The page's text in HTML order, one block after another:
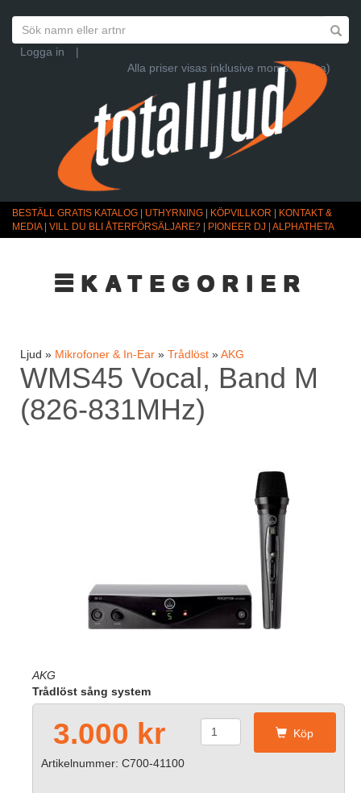
Logga in
|
Alla priser visas inklusive moms (Ändra)
BESTÄLL GRATIS KATALOG UTHYRNING KÖPVILLKOR
KONTAKT &
MEDIA| VILL DU BLI ÅTERFÖRSÄLJARE? PIONEER DJ | ALPHATHETA
☰KATEGORIER
Ljud » Mikrofoner & In-Ear » Trådlöst »AKG
WMS45 Vocal, Band M
(826-831MHz)
AKG
Trådlöst sång system
3.000 kr Köp
Artikelnummer: C700-41100